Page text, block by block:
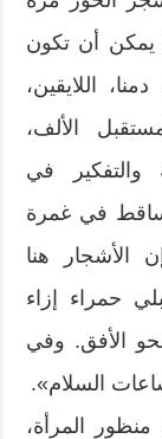
يمكن أن تكون
اللايقين،
الألف،
والتفكير في
في غمرة
الأشجار هنا
حمراء إزاء
الأفق. وفي
السلام».
المرأة،